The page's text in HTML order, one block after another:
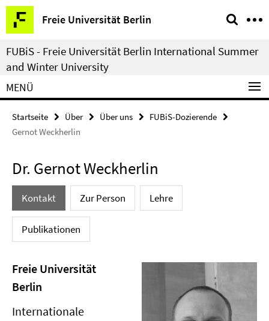
Springe
direkt
zu
Inhalt
Freie Universität Berlin
Service-
Navigation
FUBiS - Freie Universität Berlin International Summer
and Winter University
MENÜ
Startseite Über Über uns
FUBiS-Dozierende
Gernot Weckherlin
Dr. Gernot Weckherlin
Kontakt Zur Person Lehre
Publikationen
Freie Universität
Berlin
Internationale